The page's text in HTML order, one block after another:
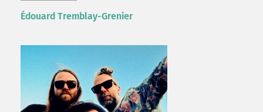
Édouard Tremblay-Grenier